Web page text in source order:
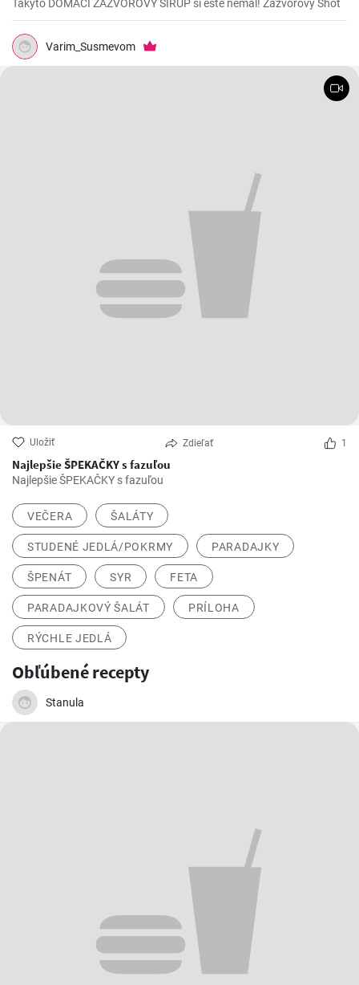
Takýto DOMÁCI ZÁZVOROVÝ SIRUP si ešte nemal! Zázvorový Shot
Varim_Susmevom
Uložiť Zdieľať 1
Najlepšie ŠPEKAČKY s fazuľou
Najlepšie ŠPEKAČKY s fazuľou
VEČERA ŠALÁTY
STUDENÉ JEDLÁ/POKRMY PARADAJKY
ŠPENÁT SYR FETA
PARADAJKOVÝ ŠALÁT PRÍLOHA
RÝCHLE JEDLÁ
Obľúbené recepty
Stanula